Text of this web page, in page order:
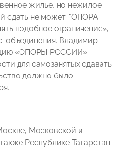
жилье, но нежилое
сдать не может. "ОПОРА
подобное ограничение»,
объединения. Владимир
«ОПОРЫ РОССИИ».
для самозанятых сдавать
должно было
Московской и
Республике Татарстан